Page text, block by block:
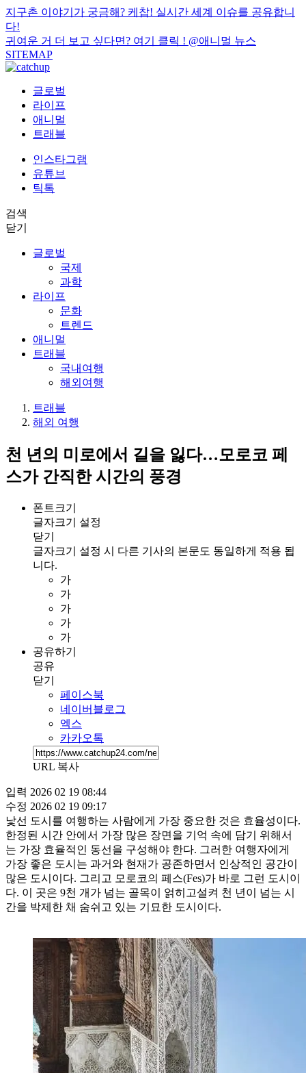
지구촌 이야기가 궁금해? 케찹! 실시간 세계 이슈를 공유합니
다!
귀여운 거 더 보고 싶다면? 여기 클릭 ! @애니멀 뉴스
SITEMAP
글로벌
라이프
애니멀
트래블
인스타그램
유튜브
틱톡
검색
닫기
글로벌
국제
과학
라이프
문화
트렌드
애니멀
트래블
국내여행
해외여행
트래블
해외 여행
천 년의 미로에서 길을 잃다…모로코 페
스가 간직한 시간의 풍경
폰트크기
글자크기 설정
닫기
글자크기 설정 시 다른 기사의 본문도 동일하게 적용 됩
니다.
가
가
가
가
가
공유하기
공유
닫기
페이스북
네이버블로그
엑스
카카오톡
URL 복사
입력 2026 02 19 08:44
수정 2026 02 19 09:17
낯선 도시를 여행하는 사람에게 가장 중요한 것은 효율성이다.
한정된 시간 안에서 가장 많은 장면을 기억 속에 담기 위해서
는 가장 효율적인 동선을 구성해야 한다. 그러한 여행자에게
가장 좋은 도시는 과거와 현재가 공존하면서 인상적인 공간이
많은 도시이다. 그리고 모로코의 페스(Fes)가 바로 그런 도시이
다. 이 곳은 9천 개가 넘는 골목이 얽히고설켜 천 년이 넘는 시
간을 박제한 채 숨쉬고 있는 기묘한 도시이다.